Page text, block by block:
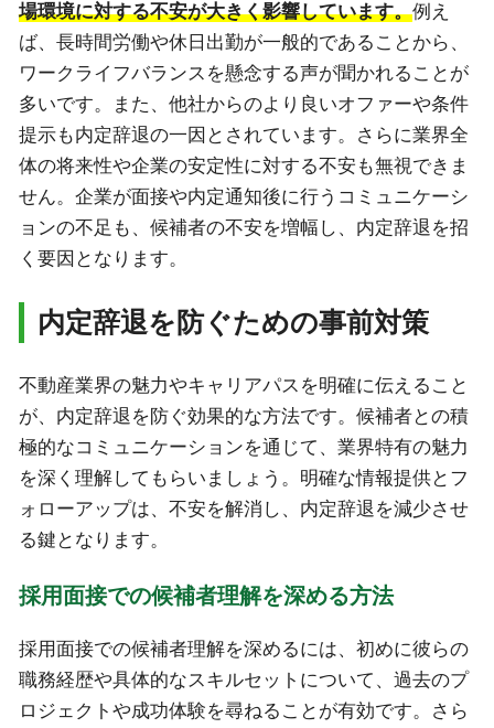
場環境に対する不安が大きく影響しています。例え
ば、長時間労働や休日出勤が一般的であることから、
ワークライフバランスを懸念する声が聞かれることが
多いです。また、他社からのより良いオファーや条件
提示も内定辞退の一因とされています。さらに業界全
体の将来性や企業の安定性に対する不安も無視できま
せん。企業が面接や内定通知後に行うコミュニケーシ
ョンの不足も、候補者の不安を増幅し、内定辞退を招
く要因となります。
内定辞退を防ぐための事前対策
不動産業界の魅力やキャリアパスを明確に伝えること
が、内定辞退を防ぐ効果的な方法です。候補者との積
極的なコミュニケーションを通じて、業界特有の魅力
を深く理解してもらいましょう。明確な情報提供とフ
ォローアップは、不安を解消し、内定辞退を減少させ
る鍵となります。
採用面接での候補者理解を深める方法
採用面接での候補者理解を深めるには、初めに彼らの
職務経歴や具体的なスキルセットについて、過去のプ
ロジェクトや成功体験を尋ねることが有効です。さら